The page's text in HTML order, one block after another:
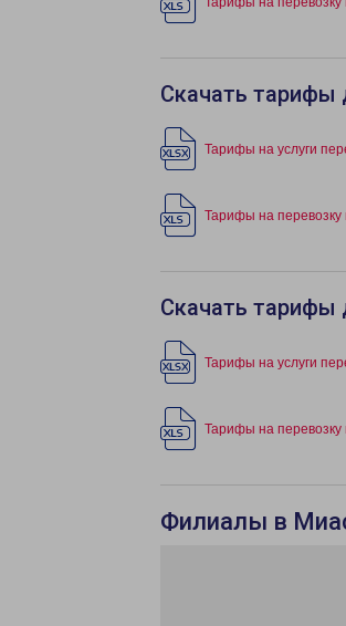
Скачать тарифы
Тарифы на услуги
Тарифы на
Скачать тарифы
Тарифы на услуги
Тарифы на
Филиалы в